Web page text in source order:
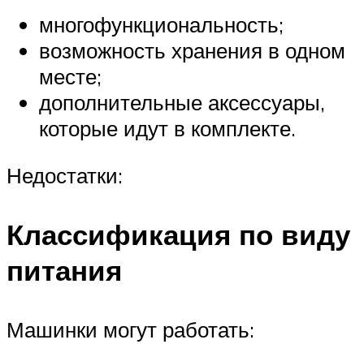
многофункциональность;
возможность хранения в одном
месте;
дополнительные аксессуары,
которые идут в комплекте.
Недостатки:
Классификация по виду
питания
Машинки могут работать: